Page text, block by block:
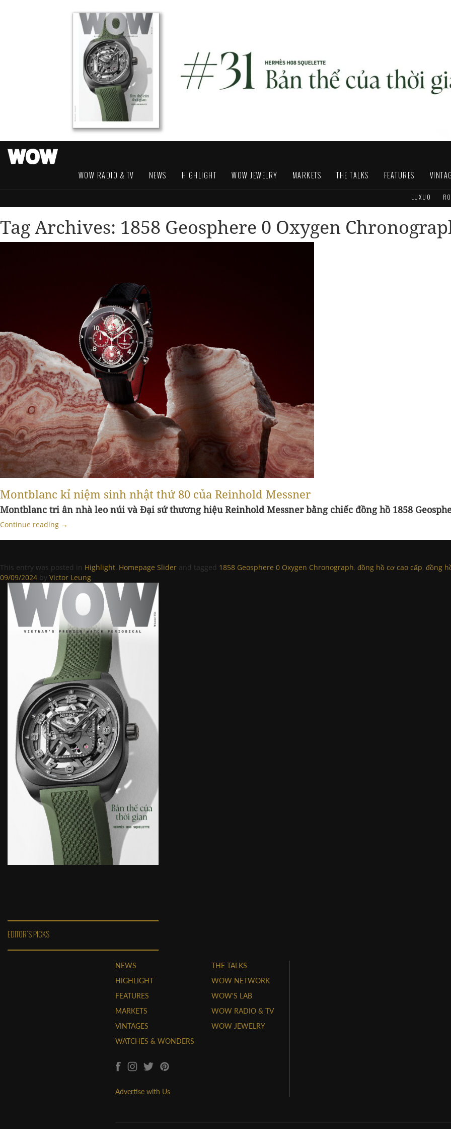
WOW RADIO & TV NEWS HIGHLIGHT WOW JEWELRY MARKETS THE TALKS FEATURES
LUXUO
Tag Archives: 1858 Geosphere 0 Oxygen
Montblanc kỉ niệm sinh nhật thứ 80 của Reinhold Messner
Montblanc tri ân nhà leo núi và Đại sứ thương hiệu Reinhold Messner bằng chiếc đồng hồ 1858
Continue reading →
This entry was posted in Highlight, Homepage Slider and tagged 1858 Geosphere 0 Oxygen Chronograph, đồng hồ cơ cao cấp, đồng
09/09/2024 by Victor Leung.
EDITOR'S PICKS
NEWS
HIGHLIGHT
FEATURES
MARKETS
VINTAGES
WATCHES & WONDERS
Advertise with Us
THE TALKS
WOW NETWORK
WOW'S LAB
WOW RADIO & TV
WOW JEWELRY